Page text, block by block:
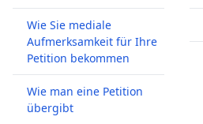
Wie Sie mediale
Aufmerksamkeit für Ihre
Petition bekommen
Wie man eine Petition
übergibt